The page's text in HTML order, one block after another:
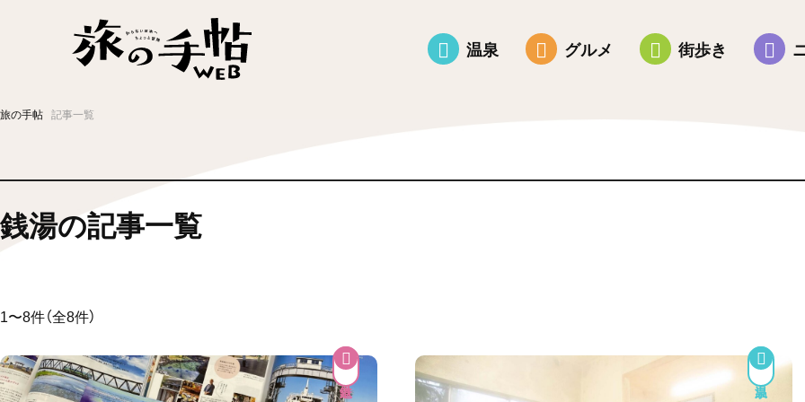
温泉 グルメ 街歩き
旅の手帖 記事一覧
銭湯の記事一覧
1〜8件（全8件）
グルメ
ニュース